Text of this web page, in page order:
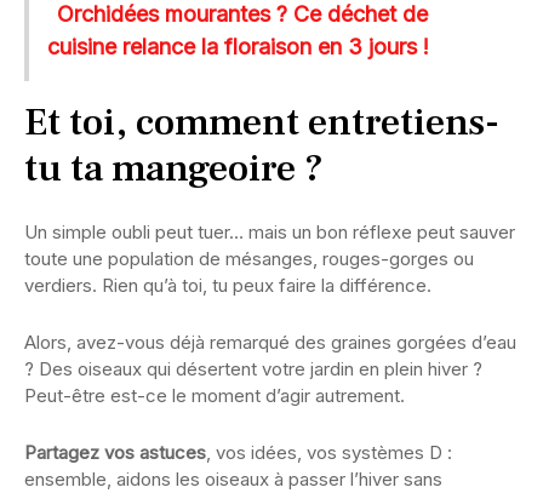
Orchidées mourantes ? Ce déchet de
cuisine relance la floraison en 3 jours !
Et toi, comment entretiens-
tu ta mangeoire ?
Un simple oubli peut tuer… mais un bon réflexe peut sauver
toute une population de mésanges, rouges-gorges ou
verdiers. Rien qu’à toi, tu peux faire la différence.
Alors, avez-vous déjà remarqué des graines gorgées d’eau
? Des oiseaux qui désertent votre jardin en plein hiver ?
Peut-être est-ce le moment d’agir autrement.
Partagez vos astuces, vos idées, vos systèmes D :
ensemble, aidons les oiseaux à passer l’hiver sans